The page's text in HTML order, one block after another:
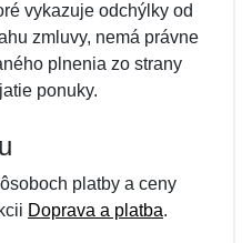
vykazuje odchýlky od
zmluvy, nemá právne
plnenia zo strany
ponuky.
platby a ceny
Doprava a platba.